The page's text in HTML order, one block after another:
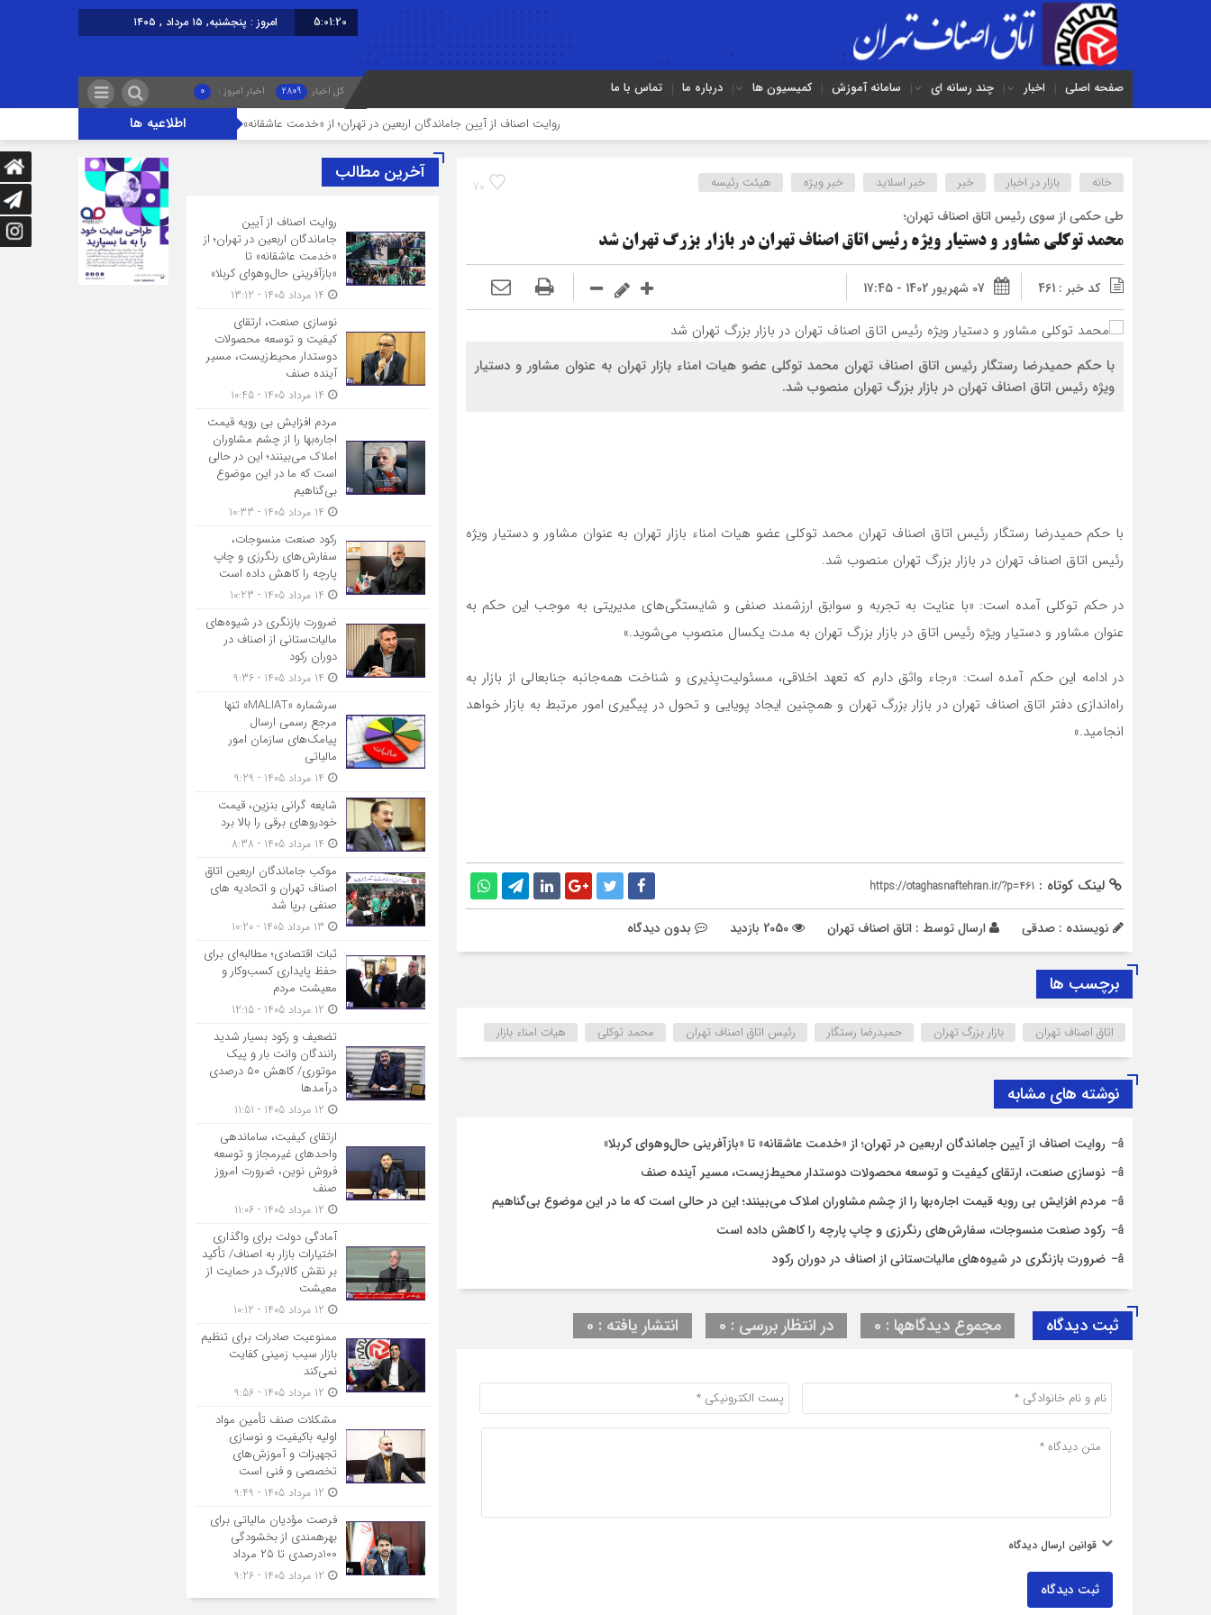
5:01:21 امروز : پنجشنبه, ۱۵ مرداد , ۱۴۰۵
صفحه اصلی اخبار چند رسانه ای سامانه آموزش کمیسیون ها درباره ما تماس با ما کل اخبار 2809 اخبار امروز : 0
اطلاعیه ها
روایت اصناف از آیین جاماندگان اربعین در تهران؛ از «خدمت عاشقانه» تا «بازآفرینی حال‌وهوای کربلا»
70 خانه بازار در اخبار خبر خبر اسلايد خبر ویژه هیئت رئیسه
طی حکمی از سوی رئیس اتاق اصناف تهران؛
محمد توکلی مشاور و دستیار ویژه رئیس اتاق اصناف تهران در بازار بزرگ تهران شد
کد خبر : 461 07 شهریور 1402 - 17:45
با حکم حمیدرضا رستگار رئیس اتاق اصناف تهران محمد توکلی عضو هیات امناء بازار تهران به عنوان مشاور و دستیار
ویژه رئیس اتاق اصناف تهران در بازار بزرگ تهران منصوب شد.
با حکم حمیدرضا رستگار رئیس اتاق اصناف تهران محمد توکلی عضو هیات امناء بازار تهران به عنوان مشاور و دستیار ویژه
رئیس اتاق اصناف تهران در بازار بزرگ تهران منصوب شد.
در حکم توکلی آمده است: «با عنایت به تجربه و سوابق ارزشمند صنفی و شایستگی‌های مدیریتی به موجب این حکم به
عنوان مشاور و دستیار ویژه رئیس اتاق در بازار بزرگ تهران به مدت یکسال منصوب می‌شوید.»
در ادامه این حکم آمده است: «رجاء واثق دارم که تعهد اخلاقی، مسئولیت‌پذیری و شناخت همه‌جانبه جنابعالی از بازار به
راه‌اندازی دفتر اتاق اصناف تهران در بازار بزرگ تهران و همچنین ایجاد پویایی و تحول در پیگیری امور مرتبط به بازار خواهد
انجامید.»
لینک کوتاه : https://otaghasnaftehran.ir/?p=461
نویسنده : صدقی ارسال توسط : اتاق اصناف تهران بدون دیدگاه
برچسب ها
اتاق اصناف تهران بازار بزرگ تهران حمیدرضا رستگار رئیس اتاق اصناف تهران محمد توکلی هیات امناء بازار
نوشته های مشابه
روایت اصناف از آیین جاماندگان اربعین در تهران؛ از «خدمت عاشقانه» تا «بازآفرینی حال‌وهوای کربلا»
نوسازی صنعت، ارتقای کیفیت و توسعه محصولات دوستدار محیط‌زیست، مسیر آینده صنف
مردم افزایش بی رویه قیمت اجاره‌بها را از چشم مشاوران املاک می‌بینند؛ این در حالی است که ما در این موضوع بی‌گناهیم
رکود صنعت منسوجات، سفارش‌های رنگرزی و چاپ پارچه را کاهش داده است
ضرورت بازنگری در شیوه‌های مالیات‌ستانی از اصناف در دوران رکود
ثبت دیدگاه مجموع دیدگاهها : 0 در انتظار بررسی : 0 انتشار یافته : 0
قوانین ارسال دیدگاه
ثبت دیدگاه
آخرین مطالب
روایت اصناف از آیین
جاماندگان اربعین در تهران؛ از
«خدمت عاشقانه» تا
«بازآفرینی حال‌وهوای کربلا»
نوسازی صنعت، ارتقای
کیفیت و توسعه محصولات
دوستدار محیط‌زیست، مسیر
آینده صنف
مردم افزایش بی رویه قیمت
اجاره‌بها را از چشم مشاوران
املاک می‌بینند؛ این در حالی
است که ما در این موضوع
بی‌گناهیم
رکود صنعت منسوجات،
سفارش‌های رنگرزی و چاپ
پارچه را کاهش داده است
ضرورت بازنگری در شیوه‌های
مالیات‌ستانی از اصناف در
دوران رکود
سرشماره «MALIAT» تنها
مرجع رسمی ارسال
پیامک‌های سازمان امور
مالیاتی
شایعه گرانی بنزین، قیمت
خودروهای برقی را بالا برد
موکب جاماندگان اربعین اتاق
اصناف تهران و اتحادیه های
صنفی برپا شد
ثبات اقتصادی؛ مطالبه‌ای برای
حفظ پایداری کسب‌وکار و
معیشت مردم
تضعیف و رکود بسیار شدید
رانندگان وانت بار و پیک
موتوری/ کاهش ۵۰ درصدی
درآمدها
ارتقای کیفیت، ساماندهی
واحدهای غیرمجاز و توسعه
فروش نوین، ضرورت امروز
صنف
آمادگی دولت برای واگذاری
اختیارات بازار به اصناف/ تأکید
بر نقش کالابرگ در حمایت از
معیشت
ممنوعیت صادرات برای تنظیم
بازار سیب زمینی کفایت
نمی‌کند
مشکلات صنف تأمین مواد
اولیه باکیفیت و نوسازی
تجهیزات و آموزش‌های
تخصصی و فنی است
فرصت مؤدیان مالیاتی برای
بهره‎مندی از بخشودگی
100درصدی تا ۲۵ مرداد